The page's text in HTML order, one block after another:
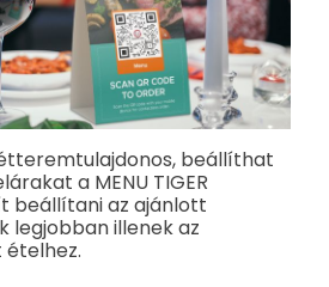
beállíthat
a MENU TIGER
beállítani az ajánlott
legjobban illenek az